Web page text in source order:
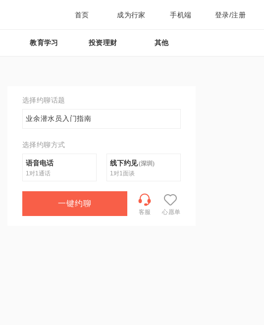
首页 成为行家 手机端 登录/注册
教育学习 投资理财 其他
选择约聊话题
业余潜水员入门指南
选择约聊方式
语音电话
1对1通话
线下约见(深圳 )
1对1面谈
一键约聊
客服 心愿单